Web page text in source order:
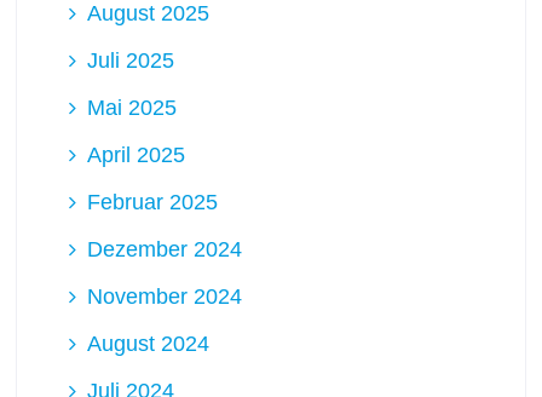
August 2025
Juli 2025
Mai 2025
April 2025
Februar 2025
Dezember 2024
November 2024
August 2024
Juli 2024